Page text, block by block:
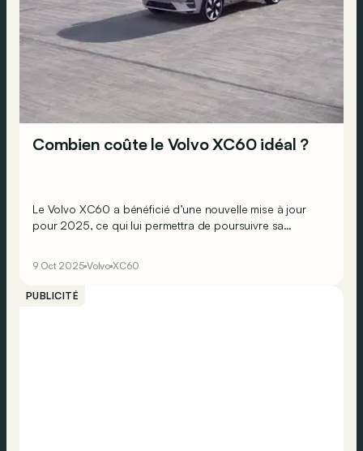
Combien coûte le Volvo XC60 idéal ?
Le Volvo XC60 a bénéficié d’une nouvelle mise à jour
pour 2025, ce qui lui permettra de poursuivre sa
un exemplaire bien équipé du SUV suédois !
9 Oct 2025 Volvo XC60
PUBLICITÉ